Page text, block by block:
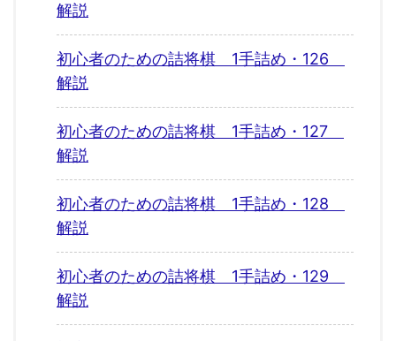
解説
初心者のための詰将棋 1手詰め・126
解説
初心者のための詰将棋 1手詰め・127
解説
初心者のための詰将棋 1手詰め・128
解説
初心者のための詰将棋 1手詰め・129
解説